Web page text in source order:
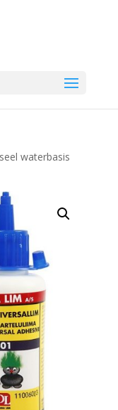
waterbasis